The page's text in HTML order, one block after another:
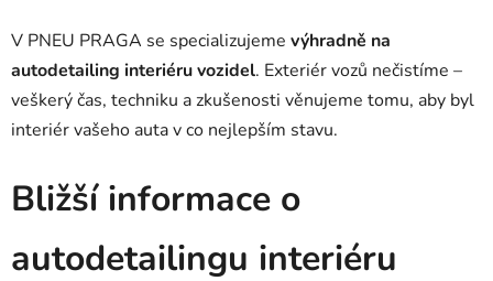
V PNEU PRAGA se specializujeme výhradně na
autodetailing interiéru vozidel. Exteriér vozů nečistíme –
veškerý čas, techniku a zkušenosti věnujeme tomu, aby byl
interiér vašeho auta v co nejlepším stavu.
Bližší informace o
autodetailingu interiéru